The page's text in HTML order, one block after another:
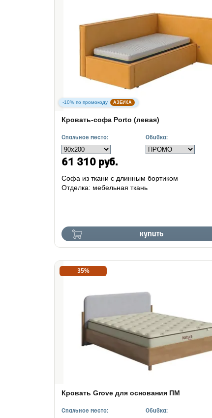
-10% по промокоду АЗБУКА
Кровать-софа Porto (левая)
Спальное место: Обивка:
61 310 руб.
купить
Софа из ткани с длинным бортиком
Отделка: мебельная ткань
35%
Кровать Grove для основания ПМ
Спальное место: Обивка: